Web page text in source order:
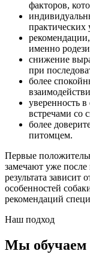
факторов,
именно
снижение
при
более
уверенность
встречами со
более
питомцем.
Первые
замечают уже после
результата зависит
особенностей
рекомендаций
Наш подход
Мы обучаем